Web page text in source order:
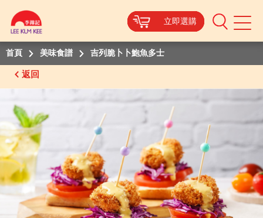
立即選購
Mobile
立即選購
立即選購
立即選購
首頁 美味食譜 吉列脆卜卜鮑魚多士
返回